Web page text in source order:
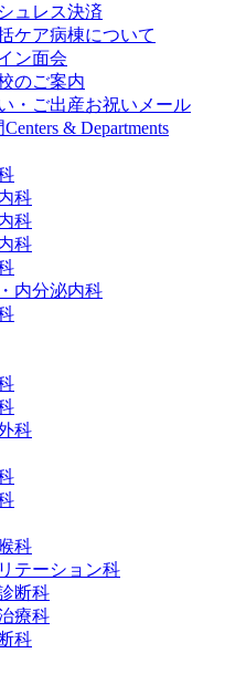
ュレス決済
ケア病棟について
ン面会
のご案内
・ご出産お祝いメール
Centers & Departments
科
科
科
内分泌内科
科
科
テーション科
断科
療科
科